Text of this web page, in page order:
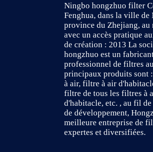
Ningbo hongzhuo filter
Fenghua, dans la ville de
province du Zhejiang, au
avec un accès pratique
de création : 2013 La
hongzhuo est un
professionnel de filtres
principaux produits sont
à air, filtre à air
filtre de tous les filtres à
d'habitacle, etc. , au fil de
de développement,
meilleure entreprise de
expertes et diversifiées.